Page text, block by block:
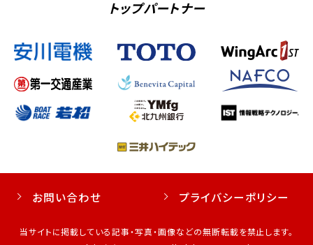
トップパートナー
お問い合わせ プライバシーポリシー
当サイトに掲載している記事・写真・画像などの無断転載を禁止します。